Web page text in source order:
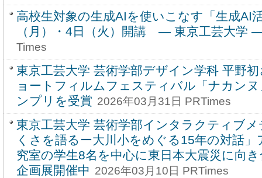
高校生対象の生成AIを使いこなす「生成AI
（月）・4日（火）開講 ― 東京工芸大学
Times
東京工芸大学 芸術学部デザイン学科 平野
ョートフィルムフェスティバル「ナカン
ンプリを受賞 2026年03月31日 PRTimes
東京工芸大学 芸術学部インタラクティブ
くさを語るー大川小をめぐる15年の対話
究室の学生8名を中心に東日本大震災に向
企画展開催中 2026年03月10日 PRTimes